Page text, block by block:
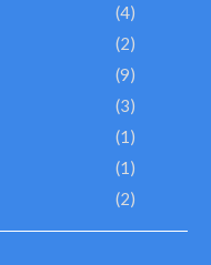
(4)
(2)
(9)
(3)
(1)
(1)
(2)